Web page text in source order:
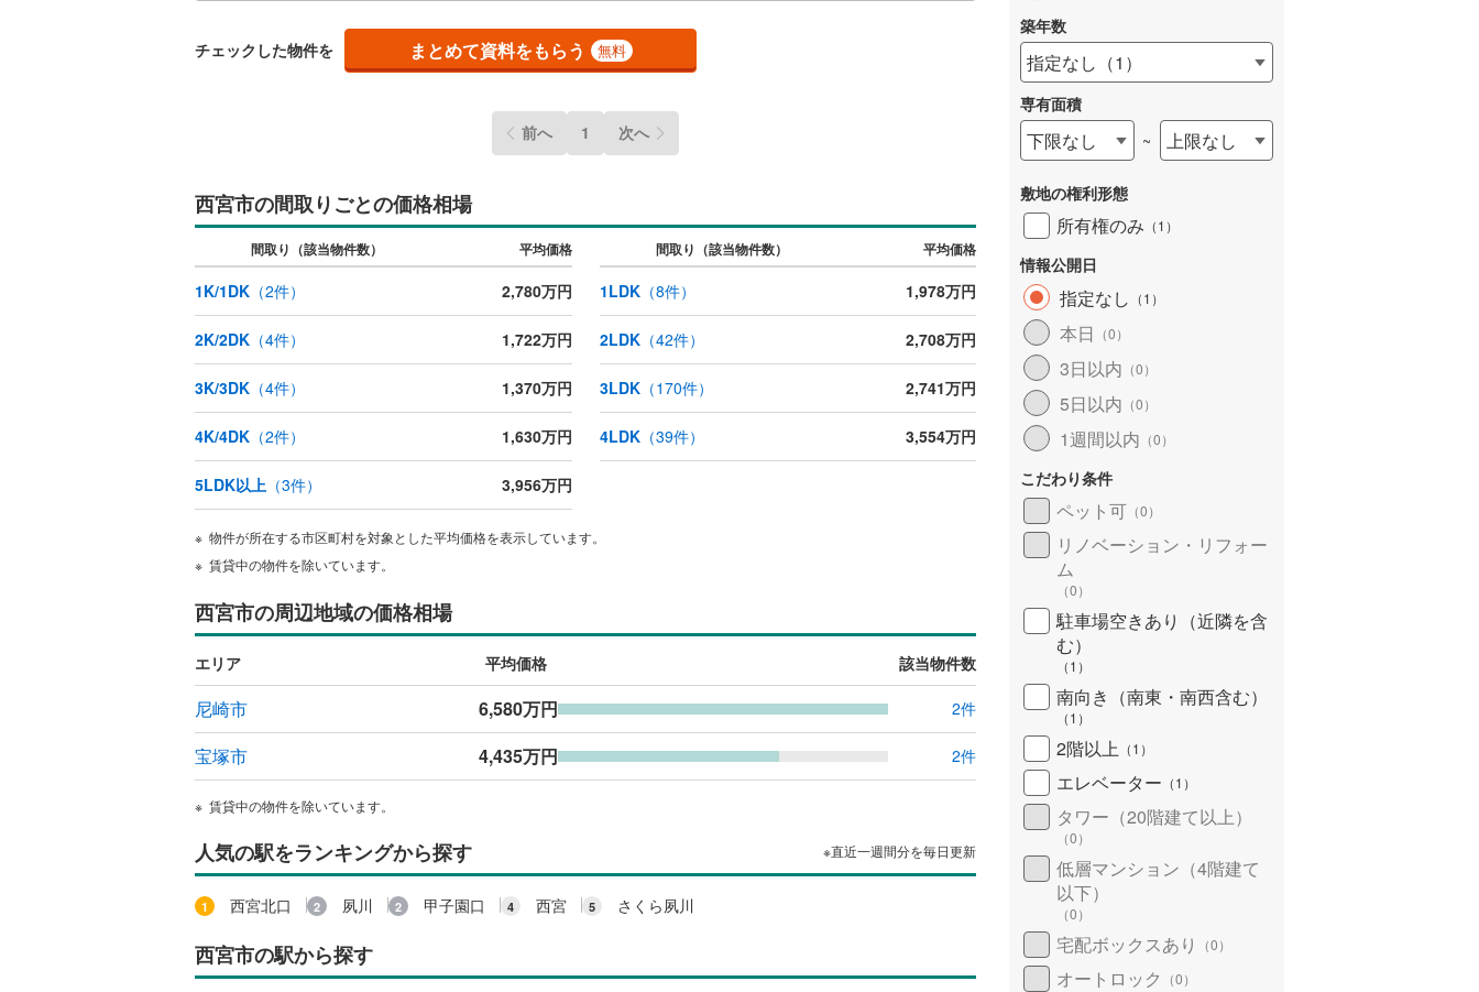
チェックした物件を まとめて資料をもらう 無料
前へ 1 次へ
西宮市の間取りごとの価格相場
間取り（該当物件数） 平均価格 間取り（該当物件数） 平均価格
1K/1DK （2件） 2,780万円 1LDK（8件） 1,978万円
2K/2DK （4件） 1,722万円 2LDK（42件） 2,708万円
3K/3DK （4件） 1,370万円 3LDK（170件） 2,741万円
4K/4DK （2件） 1,630万円 4LDK（39件） 3,554万円
5LDK以上 （3件） 3,956万円
物件が所在する市区町村を対象とした平均価格を表示しています。
賃貸中の物件を除いています。
西宮市の周辺地域の価格相場
エリア 平均価格 該当物件数
尼崎市 6,580万円 2件
宝塚市 4,435万円 2件
賃貸中の物件を除いています。
人気の駅をランキングから探す ※直近一週間分を毎日更新
西宮北口 夙川 甲子園口 西宮 さくら夙川
西宮市の駅から探す
築年数
指定なし （1 ）
専有面積
下限なし ~ 上限なし
敷地の権利形態
所有権のみ （1 ）
情報公開日
指定なし （1 ）
本日 （0）
3日以内 （0）
5日以内 （0）
1週間以内 （0）
こだわり条件
ペット可 （0）
リノベーション・リフォー
ム
（0）
駐車場空きあり（近隣を含
む）
（1 ）
南向き（南東・南西含む）
（1 ）
2階以上 （1 ）
エレベーター （1 ）
タワー（20階建て以上）
（0）
低層マンション（4階建て
以下）
（0）
宅配ボックスあり （0）
オートロック （0）